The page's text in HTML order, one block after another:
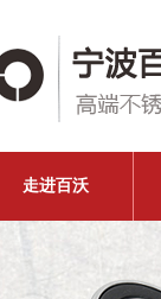
走进百沃